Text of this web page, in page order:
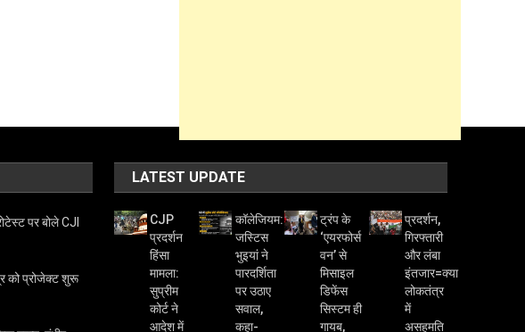
पर बोले CJI
LATEST UPDATE
CJP
प्रदर्शन
हिंसा
कॉलेजियम:
जस्टिस
भुइयां ने
ट्रंप के
‘एयरफोर्स
वन’ से
प्रदर्शन,
गिरफ्तारी
और लंबा